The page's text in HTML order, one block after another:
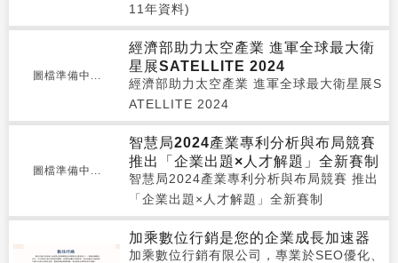
11年資料)
圖檔準備中...
經濟部助力太空產業 進軍全球最大衛
星展SATELLITE 2024
經濟部助力太空產業 進軍全球最大衛星展S
ATELLITE 2024
圖檔準備中...
智慧局2024產業專利分析與布局競賽
推出「企業出題×人才解題」全新賽制
智慧局2024產業專利分析與布局競賽 推出
「企業出題×人才解題」全新賽制
加乘數位行銷是您的企業成長加速器
加乘數位行銷有限公司，專業於SEO優化、